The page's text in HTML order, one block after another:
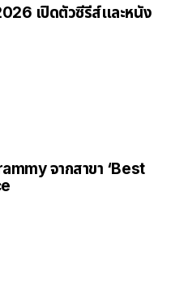
เปิดตัวซีรีส์และหนัง
จากสาขา ‘Best